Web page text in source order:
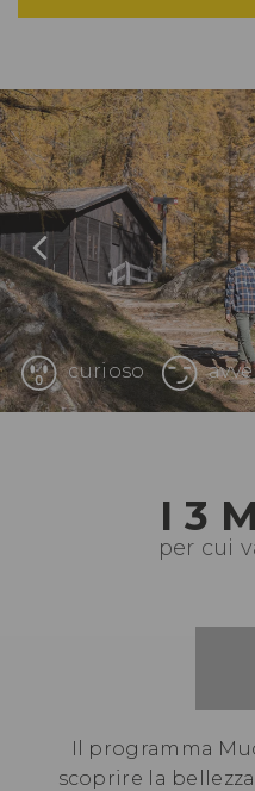
curioso
I 3
per cui
Il programma
scoprire la